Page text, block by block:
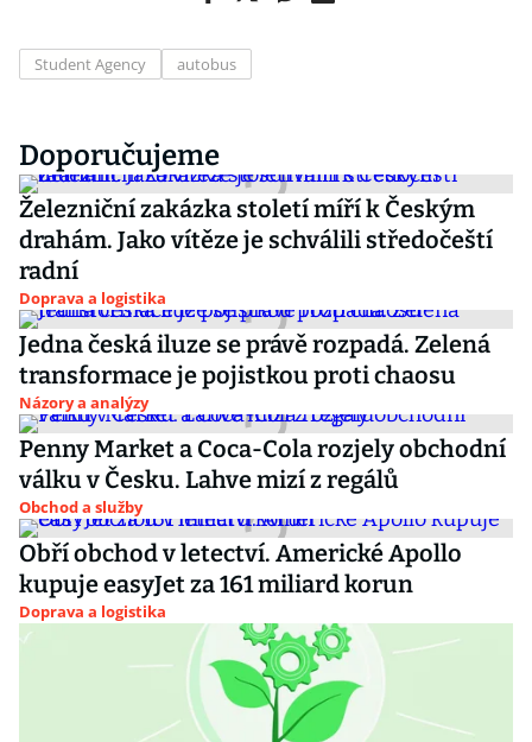
Student Agency autobus
Doporučujeme
Železniční zakázka století míří k Českým
drahám. Jako vítěze je schválili středočeští
radní
Doprava a logistika
Jedna česká iluze se právě rozpadá. Zelená
transformace je pojistkou proti chaosu
Názory a analýzy
Penny Market a Coca-Cola rozjely obchodní
válku v Česku. Lahve mizí z regálů
Obchod a služby
Obří obchod v letectví. Americké Apollo
kupuje easyJet za 161 miliard korun
Doprava a logistika